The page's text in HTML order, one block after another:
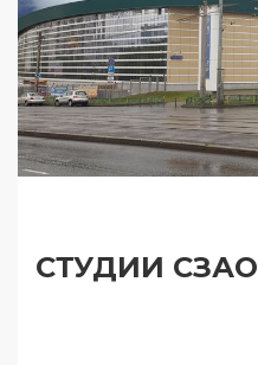
СТУДИИ СЗАО